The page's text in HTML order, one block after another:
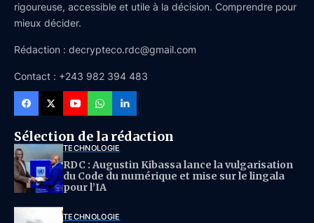
rigoureuse, accessible et utile à la décision. Comprendre pour
mieux décider.
Rédaction : decrypteco.rdc@gmail.com
Contact : +243 982 394 483
Sélection de la rédaction
TECHNOLOGIE
RDC : Augustin Kibassa lance la vulgarisation
du Code du numérique et mise sur le lingala
pour l’IA
TECHNOLOGIE